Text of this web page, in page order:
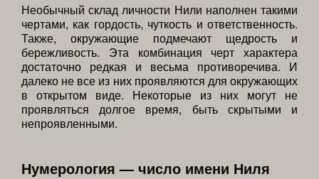
Необычный склад личности Нили наполнен такими
чертами, как гордость, чуткость и ответственность.
Также, окружающие подмечают щедрость и
бережливость. Эта комбинация черт характера
достаточно редкая и весьма противоречива. И
далеко не все из них проявляются для окружающих
в открытом виде. Некоторые из них могут не
проявляться долгое время, быть скрытыми и
непроявленными.
Нумерология — число имени Ниля